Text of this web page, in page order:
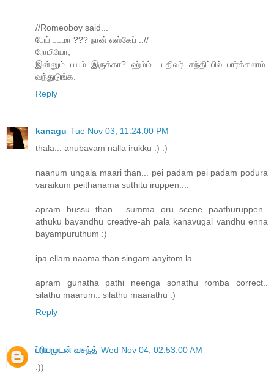
//Romeoboy said...
பேய் படமா ??? நான் எஸ்கேப் ..//
ரோமியோ,
இன்னும் பயம் இருக்கா? ஹ்ம்ம்.. பதிவர் சந்திப்பில் பார்க்கலாம்.
வந்துடுங்க.
Reply
kanagu Tue Nov 03, 11:24:00 PM
thala... anubavam nalla irukku :) :)
naanum ungala maari than... pei padam pei padam podura
varaikum peithanama suthitu iruppen....
apram bussu than... summa oru scene paathuruppen..
athuku bayandhu creative-ah pala kanavugal vandhu enna
bayampuruthum :)
ipa ellam naama than singam aayitom la...
apram gunatha pathi neenga sonathu romba correct..
silathu maarum.. silathu maarathu :)
Reply
ப்ரியமுடன் வசந்த் Wed Nov 04, 02:53:00 AM
:))